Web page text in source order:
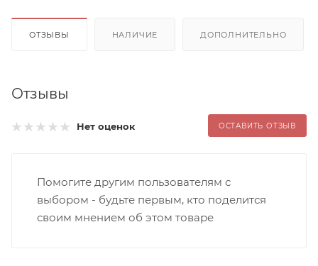
ОТЗЫВЫ НАЛИЧИЕ ДОПОЛНИТЕЛЬНО
Отзывы
Нет оценок ОСТАВИТЬ ОТЗЫВ
Помогите другим пользователям с
выбором - будьте первым, кто поделится
своим мнением об этом товаре